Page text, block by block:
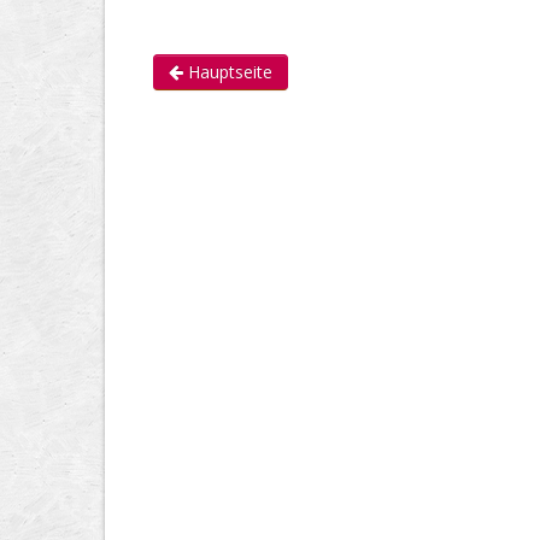
Hauptseite